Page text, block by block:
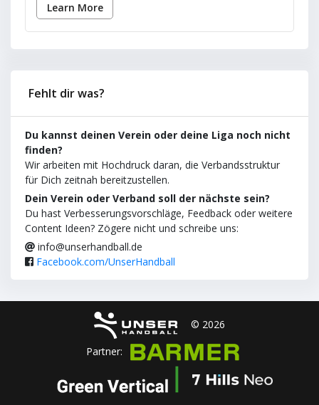
Learn More
Fehlt dir was?
Du kannst deinen Verein oder deine Liga noch nicht
finden?
Wir arbeiten mit Hochdruck daran, die Verbandsstruktur
für Dich zeitnah bereitzustellen.
Dein Verein oder Verband soll der nächste sein?
Du hast Verbesserungsvorschläge, Feedback oder weitere
Content Ideen? Zögere nicht und schreibe uns:
info@unserhandball.de
Facebook.com/UnserHandball
© 2026
Partner: